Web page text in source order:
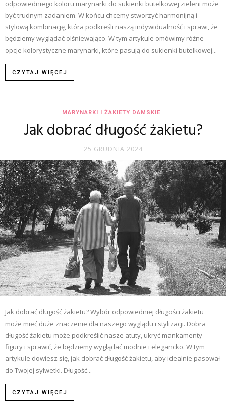
odpowiedniego koloru marynarki do sukienki butelkowej zieleni może
być trudnym zadaniem. W końcu chcemy stworzyć harmonijną i
stylową kombinację, która podkreśli naszą indywidualność i sprawi, że
będziemy wyglądać olśniewająco. W tym artykule omówimy różne
opcje kolorystyczne marynarki, które pasują do sukienki butelkowej...
CZYTAJ WIĘCEJ
MARYNARKI I ŻAKIETY DAMSKIE
Jak dobrać długość żakietu?
25 GRUDNIA 2024
Jak dobrać długość żakietu? Wybór odpowiedniej długości żakietu
może mieć duże znaczenie dla naszego wyglądu i stylizacji. Dobra
długość żakietu może podkreślić nasze atuty, ukryć mankamenty
figury i sprawić, że będziemy wyglądać modnie i elegancko. W tym
artykule dowiesz się, jak dobrać długość żakietu, aby idealnie pasował
do Twojej sylwetki. Długość...
CZYTAJ WIĘCEJ